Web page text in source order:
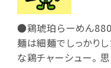
●鶏琥珀らーめん880
麺は細麺でしっかりし
な鶏チャーシュー。